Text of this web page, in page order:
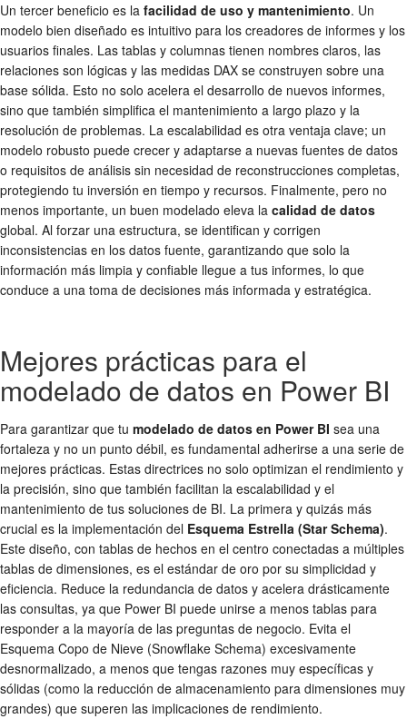
Un tercer beneficio es la facilidad de uso y mantenimiento. Un
modelo bien diseñado es intuitivo para los creadores de informes y los
usuarios finales. Las tablas y columnas tienen nombres claros, las
relaciones son lógicas y las medidas DAX se construyen sobre una
base sólida. Esto no solo acelera el desarrollo de nuevos informes,
sino que también simplifica el mantenimiento a largo plazo y la
resolución de problemas. La escalabilidad es otra ventaja clave; un
modelo robusto puede crecer y adaptarse a nuevas fuentes de datos
o requisitos de análisis sin necesidad de reconstrucciones completas,
protegiendo tu inversión en tiempo y recursos. Finalmente, pero no
menos importante, un buen modelado eleva la calidad de datos
global. Al forzar una estructura, se identifican y corrigen
inconsistencias en los datos fuente, garantizando que solo la
información más limpia y confiable llegue a tus informes, lo que
conduce a una toma de decisiones más informada y estratégica.
Mejores prácticas para el
modelado de datos en Power BI
Para garantizar que tu modelado de datos en Power BI sea una
fortaleza y no un punto débil, es fundamental adherirse a una serie de
mejores prácticas. Estas directrices no solo optimizan el rendimiento y
la precisión, sino que también facilitan la escalabilidad y el
mantenimiento de tus soluciones de BI. La primera y quizás más
crucial es la implementación del Esquema Estrella (Star Schema).
Este diseño, con tablas de hechos en el centro conectadas a múltiples
tablas de dimensiones, es el estándar de oro por su simplicidad y
eficiencia. Reduce la redundancia de datos y acelera drásticamente
las consultas, ya que Power BI puede unirse a menos tablas para
responder a la mayoría de las preguntas de negocio. Evita el
Esquema Copo de Nieve (Snowflake Schema) excesivamente
desnormalizado, a menos que tengas razones muy específicas y
sólidas (como la reducción de almacenamiento para dimensiones muy
grandes) que superen las implicaciones de rendimiento.